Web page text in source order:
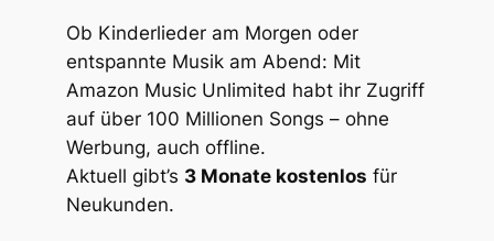
Ob Kinderlieder am Morgen oder
entspannte Musik am Abend: Mit
Amazon Music Unlimited habt ihr Zugriff
auf über 100 Millionen Songs – ohne
Werbung, auch offline.
Aktuell gibt’s 3 Monate kostenlos für
Neukunden.